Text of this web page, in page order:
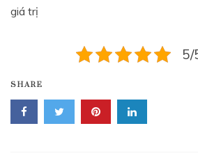
giá trị
5/
SHARE